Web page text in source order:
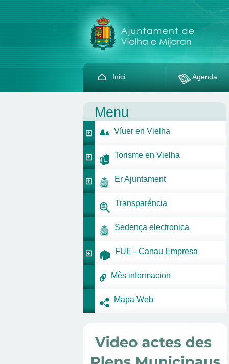
Inici Agenda
Menu
Víuer en Vielha
Torisme en Vielha
Er Ajuntament
Transparéncia
Sedença electronica
FUE - Canau Empresa
Mès informacion
Mapa Web